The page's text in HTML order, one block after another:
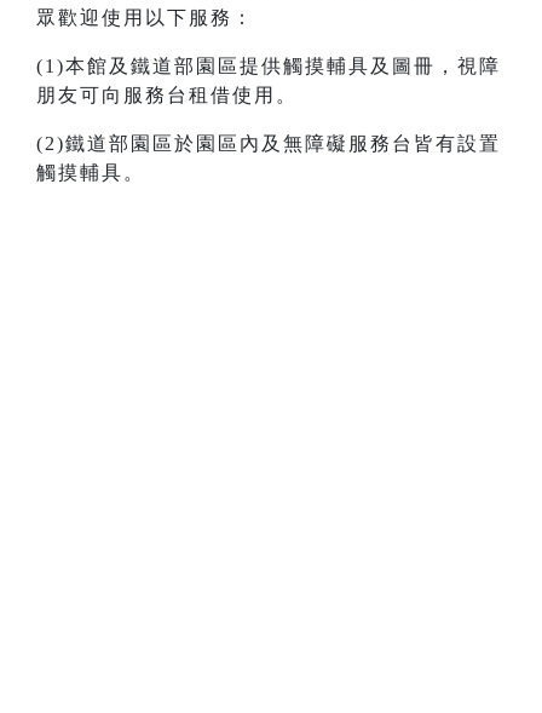
眾歡迎使用以下服務：
(1)本館及鐵道部園區提供觸摸輔具及圖冊，視障
朋友可向服務台租借使用。
(2)鐵道部園區於園區內及無障礙服務台皆有設置
觸摸輔具。